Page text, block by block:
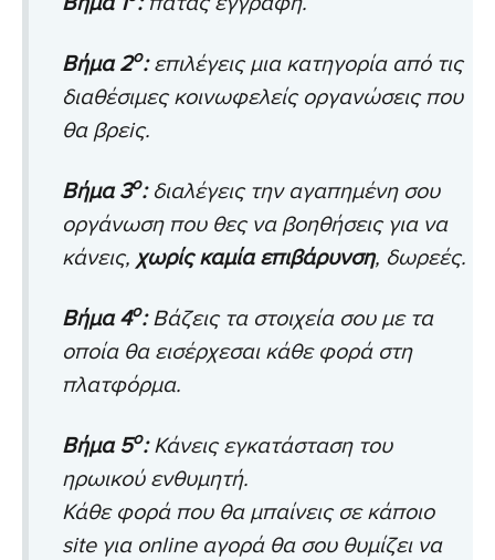
Βήμα 2ο:επιλέγεις μια κατηγορία από τις
διαθέσιμες κοινωφελείς οργανώσεις που
θα βρεiς.
Βήμα 3ο: διαλέγεις την αγαπημένη σου
οργάνωση που θες να βοηθήσεις για να
κάνεις, χωρίς καμία επιβάρυνση, δωρεές.
Βήμα 4ο:Βάζεις τα στοιχεία σου με τα
οποία θα εισέρχεσαι κάθε φορά στη
πλατφόρμα.
Βήμα 5ο:Κάνεις εγκατάσταση του
ηρωικού ενθυμητή.
Κάθε φορά που θα μπαίνεις σε κάποιο
site για online αγορά θα σου θυμίζει να